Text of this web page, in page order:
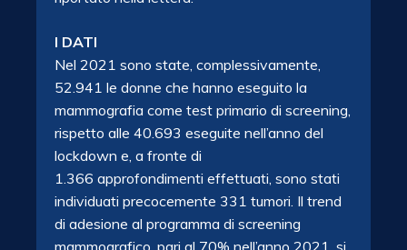
I DATI
Nel 2021 sono state, complessivamente,
52.941 le donne che hanno eseguito la
mammografia come test primario di screening,
rispetto alle 40.693 eseguite nell’anno del
lockdown e, a fronte di
1.366 approfondimenti effettuati, sono stati
individuati precocemente 331 tumori. Il trend
di adesione al programma di screening
mammografico, pari al 70% nell’anno 2021, si